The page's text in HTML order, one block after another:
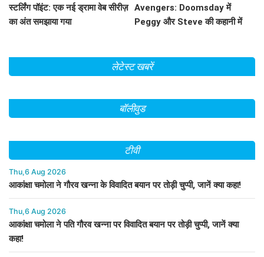
स्टर्लिंग पॉइंट: एक नई ड्रामा वेब सीरीज़
का अंत समझाया गया
Avengers: Doomsday में
Peggy और Steve की कहानी में
लेटेस्ट खबरें
बॉलीवुड
टीवी
Thu,6 Aug 2026
आकांक्षा चमोला ने गौरव खन्ना के विवादित बयान पर तोड़ी चुप्पी, जानें क्या कहा!
Thu,6 Aug 2026
आकांक्षा चमोला ने पति गौरव खन्ना पर विवादित बयान पर तोड़ी चुप्पी, जानें क्या
कहा!